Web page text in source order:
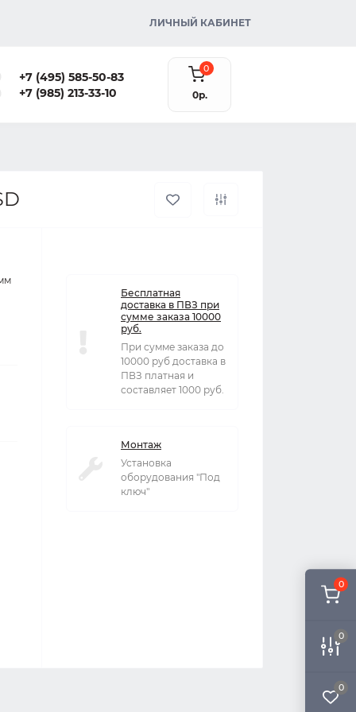
0
0
0
ЛИЧНЫЙ КАБИНЕТ
+7 (495) 585-50-83
+7 (985) 213-33-10
0
0р.
Бесплатная
доставка в ПВЗ при
сумме заказа 10000
руб.
При сумме заказа до
10000 руб доставка в
ПВЗ платная и
составляет 1000 руб.
Монтаж
Установка
оборудования "Под
ключ"